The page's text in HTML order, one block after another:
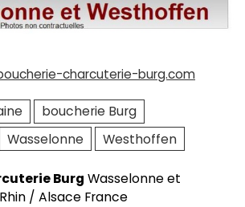
charcuterie-burg.com
boucherie Burg
Wasselonne Westhoffen
Burg Wasselonne et
/ Alsace France